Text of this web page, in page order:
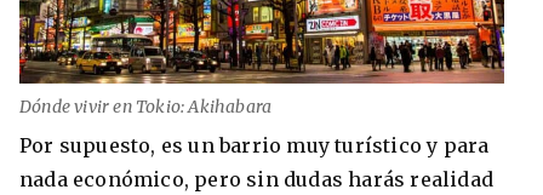
Dónde vivir en Tokio: Akihabara
Por supuesto, es un barrio muy turístico y para
nada económico, pero sin dudas harás realidad